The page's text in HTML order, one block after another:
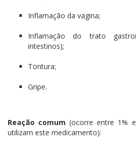
Inflamação da vagina;
Inflamação do trato
intestinos);
Tontura;
Gripe.
Reação comum (ocorre entre 1%
utilizam este medicamento):